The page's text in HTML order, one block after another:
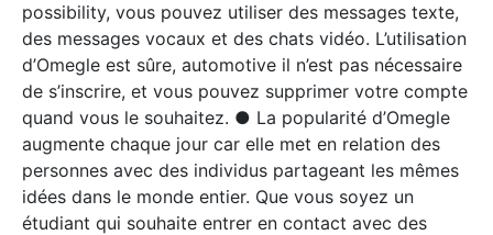
possibility, vous pouvez utiliser des messages texte,
des messages vocaux et des chats vidéo. L’utilisation
d’Omegle est sûre, automotive il n’est pas nécessaire
de s’inscrire, et vous pouvez supprimer votre compte
quand vous le souhaitez. ● La popularité d’Omegle
augmente chaque jour car elle met en relation des
personnes avec des individus partageant les mêmes
idées dans le monde entier. Que vous soyez un
étudiant qui souhaite entrer en contact avec des